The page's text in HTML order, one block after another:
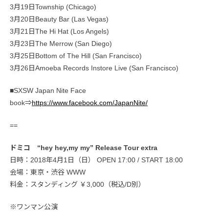
3月19日Township (Chicago)
3月20日Beauty Bar (Las Vegas)
3月21日The Hi Hat (Los Angels)
3月23日The Merrow (San Diego)
3月25日Bottom of The Hill (San Francisco)
3月26日Amoeba Records Instore Live (San Francisco)
■SXSW Japan Nite Face
book⇒https://www.facebook.com/JapanNite/
==
ドミコ “hey hey,my my” Release Tour extra
日時：2018年4月1日（日） OPEN 17:00 / START 18:00
会場：東京・渋谷 WWW
料金：スタンディング ￥3,000（税込/D別）
※ワンマン公演